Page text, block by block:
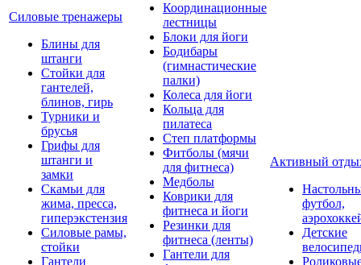
Силовые тренажеры
Блины для
штанги
Стойки для
гантелей,
блинов, гирь
Турники и
брусья
Грифы для
штанги и
замки
Скамьи для
жима, пресса,
гиперэкстензия
Силовые рамы,
стойки
Гантели
Координационные
лестницы
Блоки для йоги
Бодибары
(гимнастические
палки)
Колеса для йоги
Кольца для
пилатеса
Степ платформы
Фитболы (мячи
для фитнеса)
Медболы
Коврики для
фитнеса и йоги
Резинки для
фитнеса (ленты)
Гантели для
Активный
футбол,
Детские